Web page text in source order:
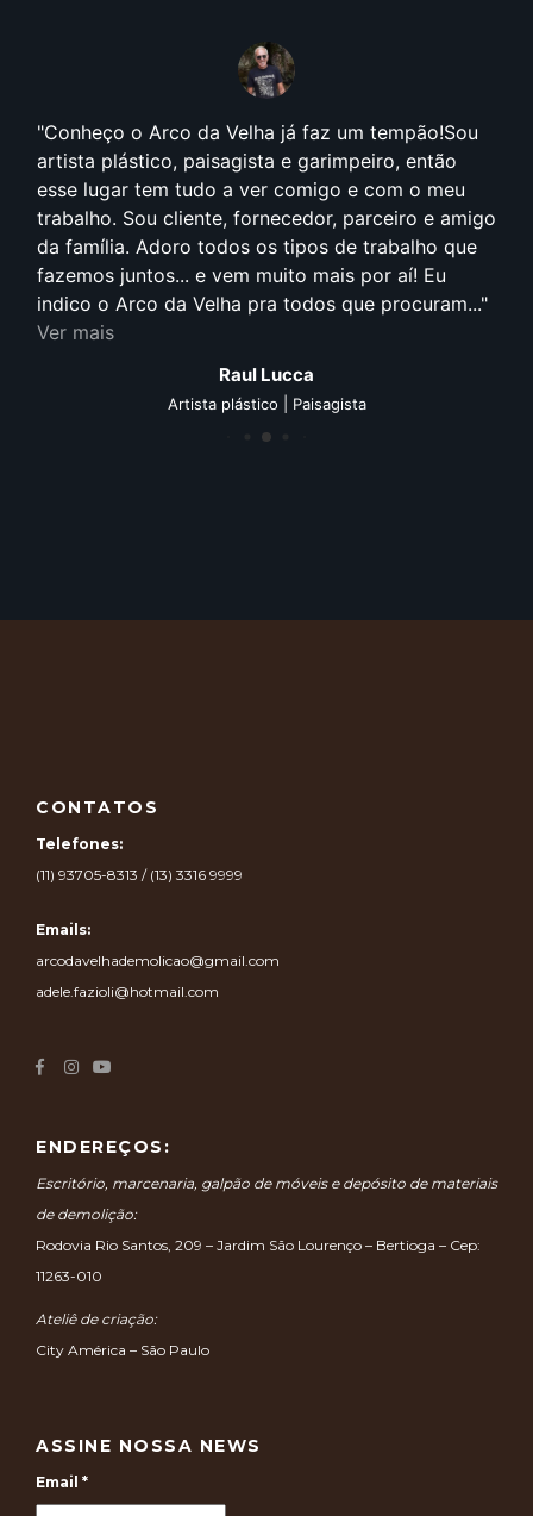
Conheço o Arco da Velha já faz um tempão!Sou
artista plástico, paisagista e garimpeiro, então
esse lugar tem tudo a ver comigo e com o meu
trabalho. Sou cliente, fornecedor, parceiro e amigo
da família. Adoro todos os tipos de trabalho que
fazemos juntos... e vem muito mais por aí! Eu
indico o Arco da Velha pra todos que procuram...
Ver mais
Raul Lucca
Artista plástico | Paisagista
CONTATOS
Telefones:
(11) 93705-8313 / (13) 3316 9999
Emails:
arcodavelhademolicao@gmail.com
adele.fazioli@hotmail.com
ENDEREÇOS:
Escritório, marcenaria, galpão de móveis e depósito de materiais
de demolição:
Rodovia Rio Santos, 209 – Jardim São Lourenço – Bertioga – Cep:
11263-010
Ateliê de criação:
City América – São Paulo
ASSINE NOSSA NEWS
Email *